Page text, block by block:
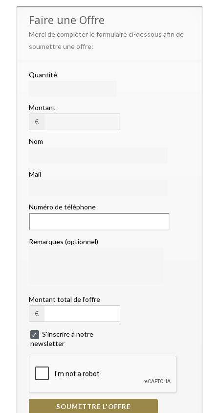
Faire une Offre
Merci de compléter le formulaire ci-dessous afin de
soumettre une offre:
Quantité
Montant
€
Nom
Mail
Numéro de téléphone
Remarques (optionnel)
Montant total de l'offre
€
S'inscrire à notre
newsletter